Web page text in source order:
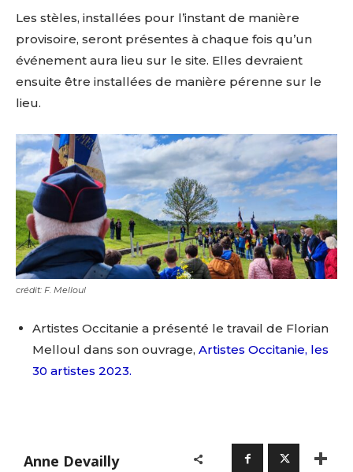
Les stèles, installées pour l’instant de manière
provisoire, seront présentes à chaque fois qu’un
événement aura lieu sur le site. Elles devraient
ensuite être installées de manière pérenne sur le
lieu.
crédit: F. Melloul
Artistes Occitanie a présenté le travail de Florian
Melloul dans son ouvrage, Artistes Occitanie, les
30 artistes 2023.
Anne Devailly